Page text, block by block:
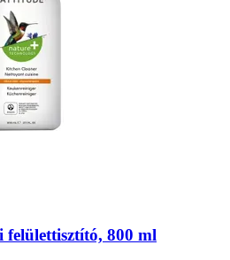
felülettisztító, 800 ml